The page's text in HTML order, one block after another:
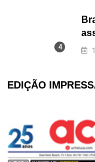
EDIÇÃO